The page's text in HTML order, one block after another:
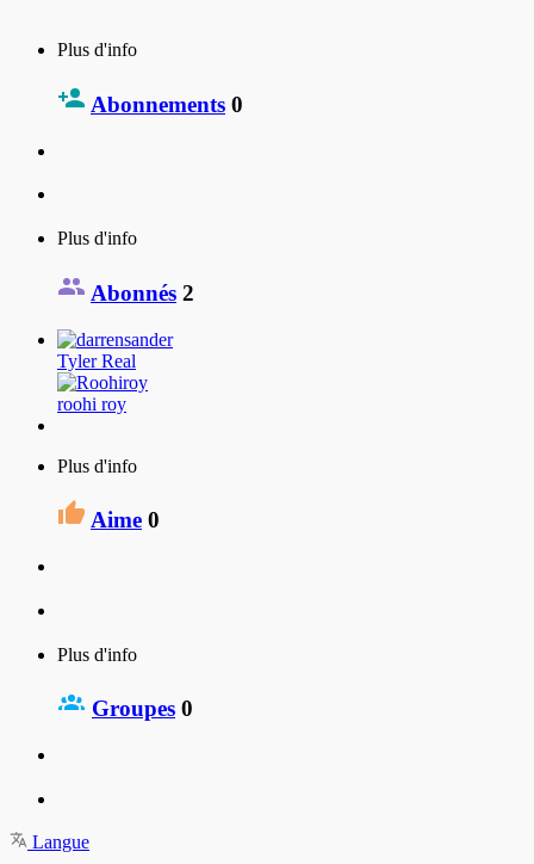
Plus d'info
Abonnements 0
Plus d'info
Abonnés 2
Tyler Real
roohi roy
Plus d'info
Aime 0
Plus d'info
Groupes 0
Langue